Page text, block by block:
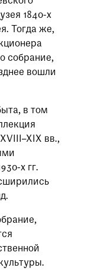
1840-х
Тогда же,
собрание,
вошли
в том
вв.,
х гг.